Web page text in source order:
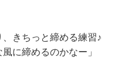
きちっと締める練習♪
に締めるのかなー」